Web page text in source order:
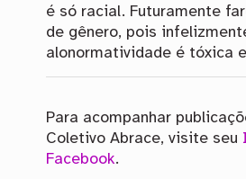
é só racial. Futuramente
de gênero, pois
alonormatividade é tóxica
Para acompanhar
Coletivo Abrace, visite seu
Facebook.